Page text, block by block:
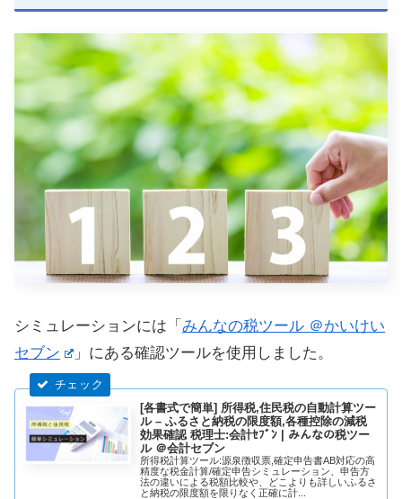
シミュレーションには「 みんなの税ツール ＠かいけい
セブン
」にある確認ツールを使用しました。
[各書式で簡単] 所得税,住民税の自動計算ツー
ル – ふるさと納税の限度額,各種控除の減税
効果確認 税理士:会計ｾﾌﾞﾝ | みんなの税ツー
ル ＠会計セブン
所得税計算ツール:源泉徴収票,確定申告書AB対応の高
精度な税金計算/確定申告シミュレーション、申告方
法の違いによる税額比較や、どこよりも詳しいふるさ
と納税の限度額を限りなく正確に計...